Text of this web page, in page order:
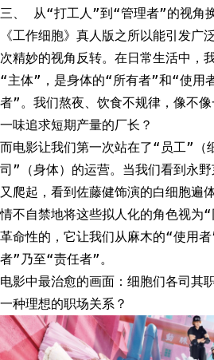
三、 从“打工人”到“管理者”的视角
《工作细胞》真人版之所以能引发广
次精妙的视角反转。在日常生活中，
“主体”，是身体的“所有者”和“使用
者”。我们熬夜、饮食不规律，像不像
一味追求短期产量的厂长？
而电影让我们第一次站在了“员工”（
司”（身体）的运营。当我们看到永
又爬起，看到佐藤健饰演的白细胞遍
情不自禁地将这些拟人化的角色视为
革命性的，它让我们从麻木的“使用
者”乃至“责任者”。
电影中最治愈的画面：细胞们各司其
一种理想的职场关系？